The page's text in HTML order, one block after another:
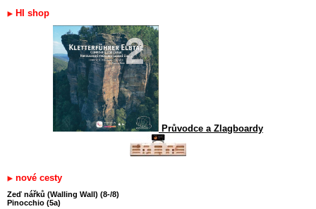
HI shop
Průvodce a Zlagboardy
nové cesty
Zeď nářků (Walling Wall) (8-/8)
Pinocchio (5a)